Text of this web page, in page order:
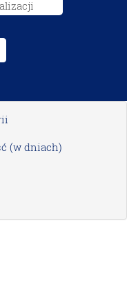
(w dniach)